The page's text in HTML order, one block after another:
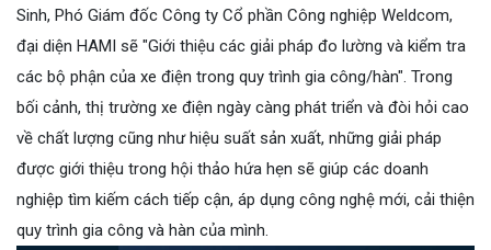
Sinh, Phó Giám đốc Công ty Cổ phần Công nghiệp Weldcom,
đại diện HAMI sẽ "Giới thiệu các giải pháp đo lường và kiểm tra
các bộ phận của xe điện trong quy trình gia công/hàn". Trong
bối cảnh, thị trường xe điện ngày càng phát triển và đòi hỏi cao
về chất lượng cũng như hiệu suất sản xuất, những giải pháp
được giới thiệu trong hội thảo hứa hẹn sẽ giúp các doanh
nghiệp tìm kiếm cách tiếp cận, áp dụng công nghệ mới, cải thiện
quy trình gia công và hàn của mình.